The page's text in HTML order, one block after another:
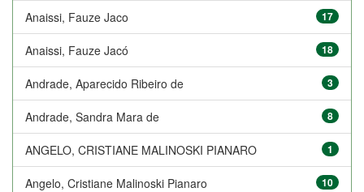
Anaissi, Fauze Jaco 17
Anaissi, Fauze Jacó 18
Andrade, Aparecido Ribeiro de 3
Andrade, Sandra Mara de 8
ANGELO, CRISTIANE MALINOSKI PIANARO 1
Angelo, Cristiane Malinoski Pianaro 10